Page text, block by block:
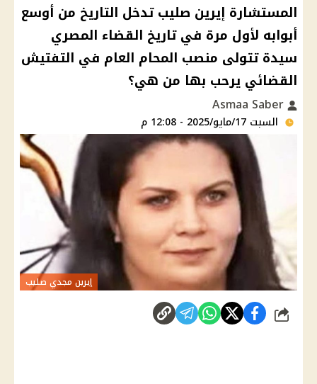
المستشارة إيرين صليب تدخل التاريخ من أوسع
أبوابه لأول مرة في تاريخ القضاء المصري
سيدة تتولى منصب المحام العام في التفتيش
القضائي يرحب بها من هي؟
السبت 17/مايو/2025 - 12:08 م
إيرين مجدي صليب
شارك